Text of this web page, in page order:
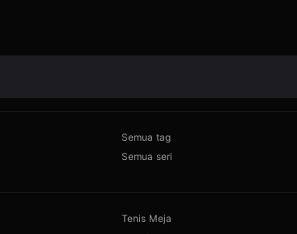
Semua tag
Semua seri
Tenis Meja